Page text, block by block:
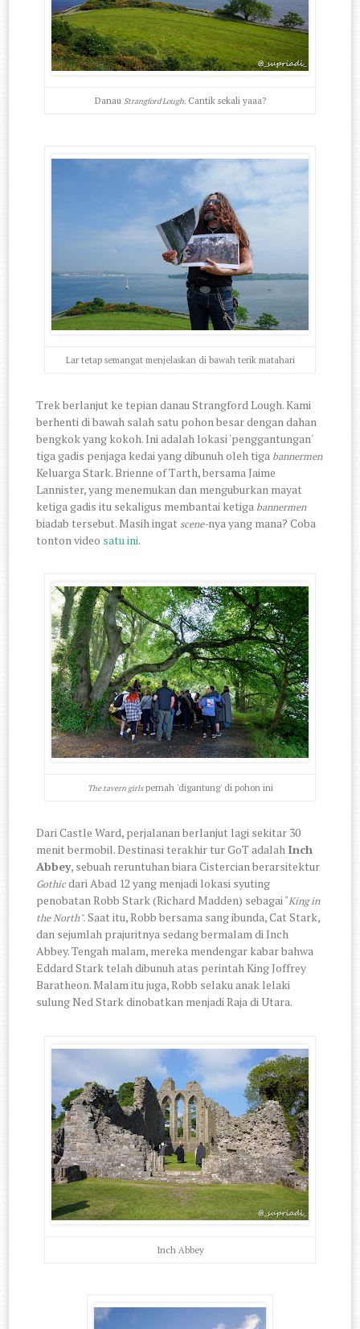
Danau Strangford Lough. Cantik sekali yaaa?
Lar tetap semangat menjelaskan di bawah terik matahari
Trek berlanjut ke tepian danau Strangford Lough. Kami
berhenti di bawah salah satu pohon besar dengan dahan
bengkok yang kokoh. Ini adalah lokasi 'penggantungan'
tiga gadis penjaga kedai yang dibunuh oleh tiga bannermen
Keluarga Stark. Brienne of Tarth, bersama Jaime
Lannister, yang menemukan dan menguburkan mayat
ketiga gadis itu sekaligus membantai ketiga bannermen
biadab tersebut. Masih ingatscene-nya yang mana? Coba
tonton video satu ini.
The tavern girlspernah 'digantung' di pohon ini
Dari Castle Ward, perjalanan berlanjut lagi sekitar 30
menit bermobil. Destinasi terakhir tur GoT adalah Inch
Abbey, sebuah reruntuhan biara Cistercian berarsitektur
Gothicdari Abad 12 yang menjadi lokasi syuting
penobatan Robb Stark (Richard Madden) sebagai "King in
the North".Saat itu, Robb bersama sang ibunda, Cat Stark,
dan sejumlah prajuritnya sedang bermalam di Inch
Abbey. Tengah malam, mereka mendengar kabar bahwa
Eddard Stark telah dibunuh atas perintah King Joffrey
Baratheon. Malam itu juga, Robb selaku anak lelaki
sulung Ned Stark dinobatkan menjadi Raja di Utara.
Inch Abbey